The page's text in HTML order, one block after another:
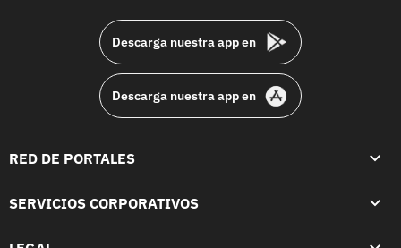
Descarga nuestra app en
Descarga nuestra app en
RED DE PORTALES
SERVICIOS CORPORATIVOS